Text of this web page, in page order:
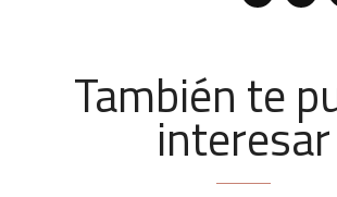
También te
interesar